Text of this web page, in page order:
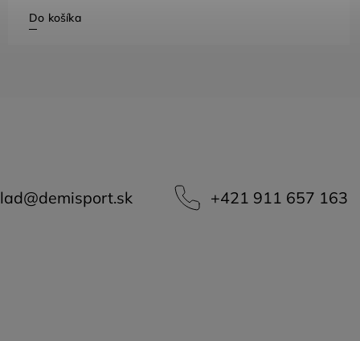
Do košíka
@demisport.sk +421 911 657 163